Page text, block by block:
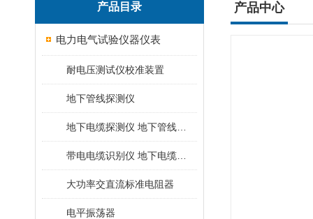
产品目录
电力电气试验仪器仪表
耐电压测试仪校准装置
地下管线探测仪
大功率交直流标准电阻器
电平振荡器
产品中心